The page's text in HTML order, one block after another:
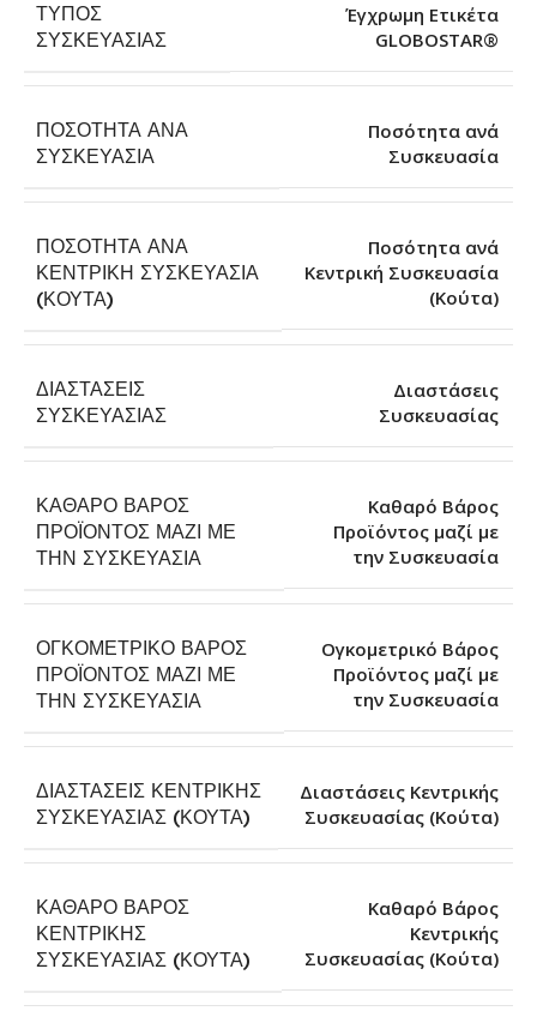
ΤΎΠΟΣ
ΣΥΣΚΕΥΑΣΊΑΣ
Έγχρωμη Ετικέτα
GLOBOSTAR®
ΠΟΣΌΤΗΤΑ ΑΝΆ
ΣΥΣΚΕΥΑΣΊΑ
Ποσότητα ανά
Συσκευασία
ΠΟΣΌΤΗΤΑ ΑΝΆ
ΚΕΝΤΡΙΚΉ ΣΥΣΚΕΥΑΣΊΑ
(ΚΟΎΤΑ)
Ποσότητα ανά
Κεντρική Συσκευασία
(Κούτα)
ΔΙΑΣΤΆΣΕΙΣ
ΣΥΣΚΕΥΑΣΊΑΣ
Διαστάσεις
Συσκευασίας
ΚΑΘΑΡΌ ΒΆΡΟΣ
ΠΡΟΪΌΝΤΟΣ ΜΑΖΊ ΜΕ
ΤΗΝ ΣΥΣΚΕΥΑΣΊΑ
Καθαρό Βάρος
Προϊόντος μαζί με
την Συσκευασία
ΟΓΚΟΜΕΤΡΙΚΌ ΒΆΡΟΣ
ΠΡΟΪΌΝΤΟΣ ΜΑΖΊ ΜΕ
ΤΗΝ ΣΥΣΚΕΥΑΣΊΑ
Ογκομετρικό Βάρος
Προϊόντος μαζί με
την Συσκευασία
ΔΙΑΣΤΆΣΕΙΣ ΚΕΝΤΡΙΚΉΣ
ΣΥΣΚΕΥΑΣΊΑΣ (ΚΟΎΤΑ)
Διαστάσεις Κεντρικής
Συσκευασίας (Κούτα)
ΚΑΘΑΡΌ ΒΆΡΟΣ
ΚΕΝΤΡΙΚΉΣ
ΣΥΣΚΕΥΑΣΊΑΣ (ΚΟΎΤΑ)
Καθαρό Βάρος
Κεντρικής
Συσκευασίας (Κούτα)